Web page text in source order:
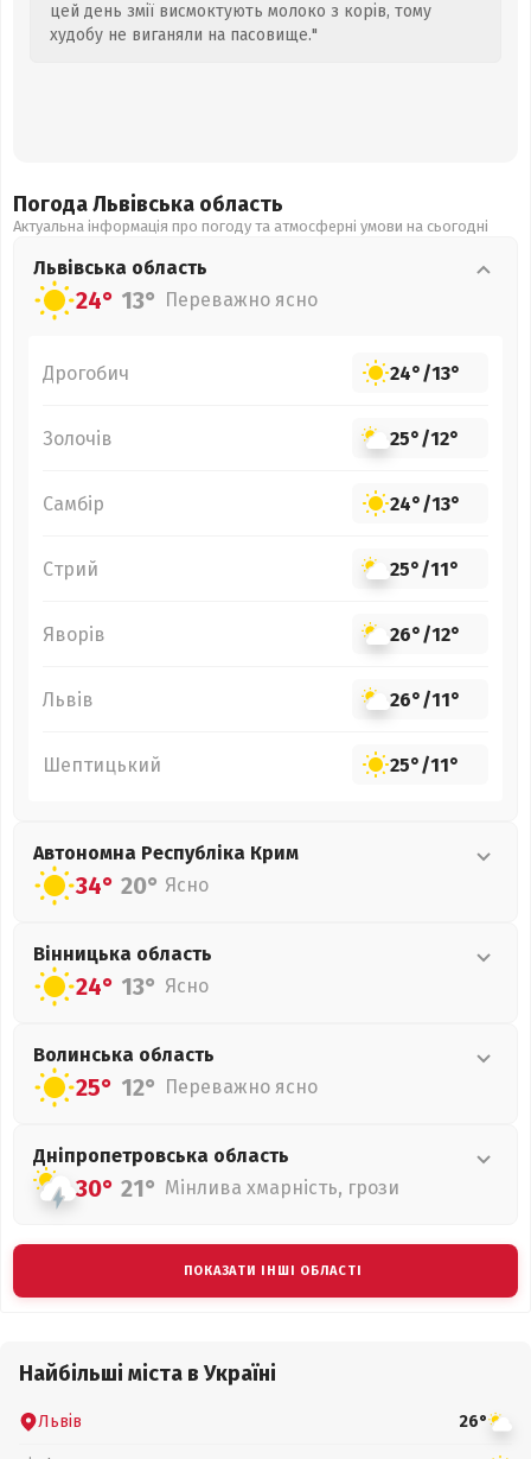
цей день змії висмоктують молоко з корів, тому
худобу не виганяли на пасовище."
Погода Львівська область
Актуальна інформація про погоду та атмосферні умови на сьогодні
Львівська область
24° 13° Переважно ясно
Дрогобич 24°/13°
Золочів 25°/12°
Самбір 24°/13°
Стрий 25°/11°
Яворів 26°/12°
Львів 26°/11°
Шептицький 25°/11°
Автономна Республіка Крим
34° 20° Ясно
Вінницька область
24° 13° Ясно
Волинська область
25° 12° Переважно ясно
Дніпропетровська область
30° 21° Мінлива хмарність, грози
ПОКАЗАТИ ІНШІ ОБЛАСТІ
Найбільші міста в Україні
Львів 26°